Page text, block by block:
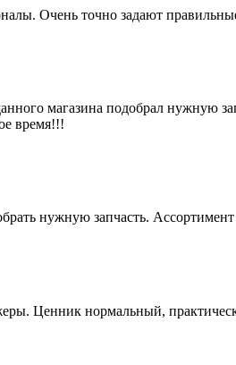
Очень точно задают
магазина подобрал нужную
время!!!
нужную запчасть.
Ценник нормальный,